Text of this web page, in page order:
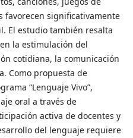
favorecen significativamente
El estudio también resalta
la estimulación del
cotidiana, la comunicación
Como propuesta de
“Lenguaje Vivo”,
oral a través de
activa de docentes y
del lenguaje requiere